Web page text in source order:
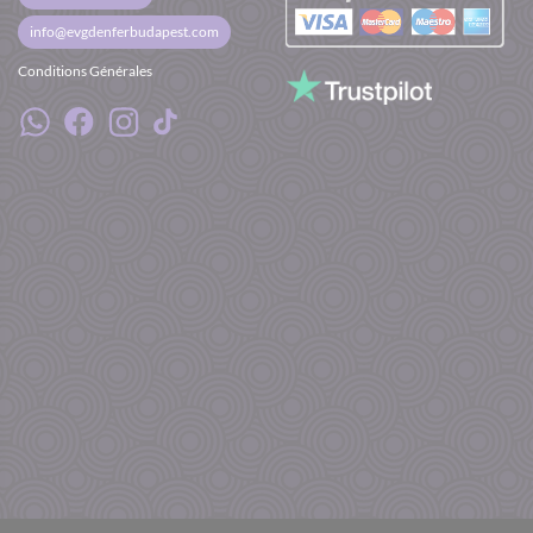
info@evgdenferbudapest.com
Conditions Générales